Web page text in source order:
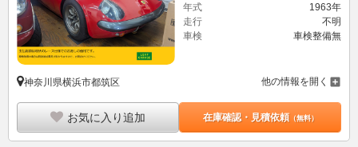
年式
1963年
走行
不明
車検
車検整備無
神奈川県横浜市都筑区 他の情報を開く
お気に入り追加 在庫確認・見積依頼（無料）